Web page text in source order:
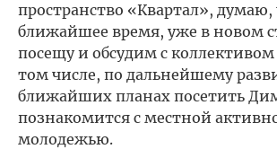
пространство «Квартал», думаю,
ближайшее время, уже в новом
посещу и обсудим с
том числе, по дальнейшему
ближайших планах посетить
познакомится с местной
молодежью.